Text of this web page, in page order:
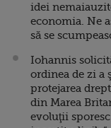
idei
economia. Ne
să se
Iohannis
ordinea de zi a
protejarea
din Marea
evoluţii